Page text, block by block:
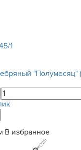
1
"Полумесяц"
В избранное